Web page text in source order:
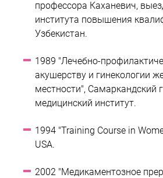
профессора Каханевич,
института повышения
Узбекистан.
1989 "Лечебно-
акушерству и гинекологии
местности", Самаркандский
медицинский институт.
1994 "Training Course in
USA.
2002 "Медикаментозное